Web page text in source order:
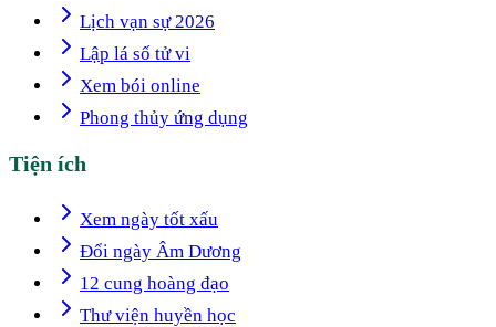
Lịch vạn sự 2026
Lập lá số tử vi
Xem bói online
Phong thủy ứng dụng
Tiện ích
Xem ngày tốt xấu
Đổi ngày Âm Dương
12 cung hoàng đạo
Thư viện huyền học